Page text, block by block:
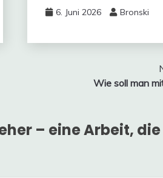
6. Juni 2026 Bronski
Wie soll man
– eine Arbeit,